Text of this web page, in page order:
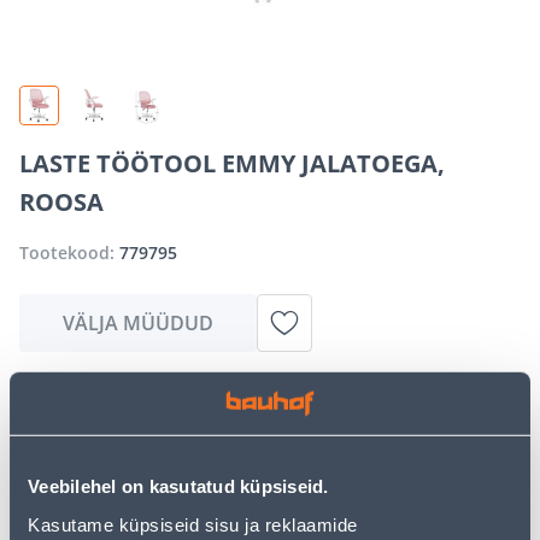
Veebilehel on kasutatud küpsiseid.
Kasutame küpsiseid sisu ja reklaamide
LASTE TÖÖTOOL EMMY JALATOEGA,
ROOSA
Tootekood: 779795
VÄLJA MÜÜDUD
Vabandame, kuid teavitame teid, et soovitud toode on
hetkel suure nõudluse tõttu ajutiselt otsas. Siiski
tootekategooriast, mis võivad teile sama palju rõõmu
Teie ostlemisrõõm ei pea aga siin lõppema - oma